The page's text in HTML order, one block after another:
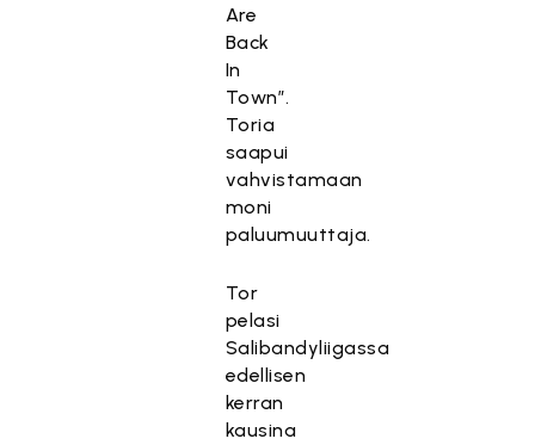
Are
Back
In
Town”.
Toria
saapui
vahvistamaan
moni
paluumuuttaja.
Tor
pelasi
Salibandyliigassa
edellisen
kerran
kausina